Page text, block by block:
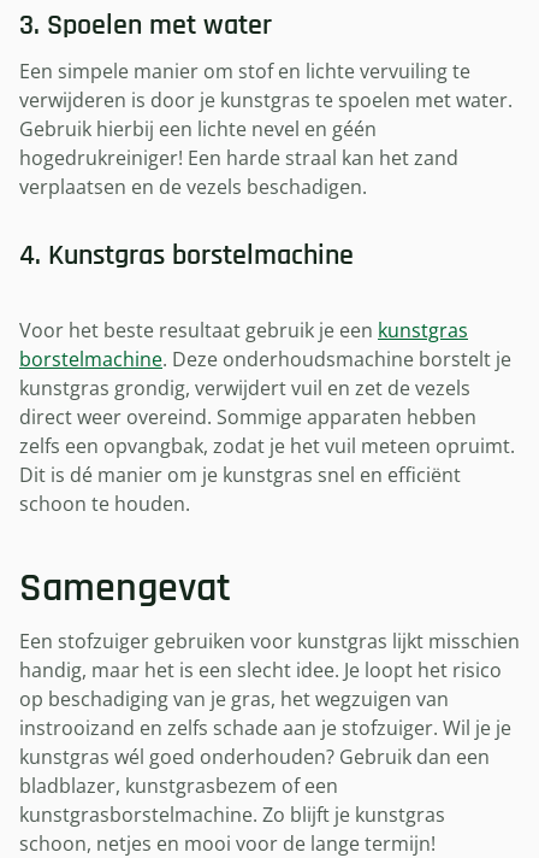
3. Spoelen met water
Een simpele manier om stof en lichte vervuiling te
verwijderen is door je kunstgras te spoelen met water.
Gebruik hierbij een lichte nevel en géén
hogedrukreiniger! Een harde straal kan het zand
verplaatsen en de vezels beschadigen.
4. Kunstgras borstelmachine
Voor het beste resultaat gebruik je een kunstgras
borstelmachine. Deze onderhoudsmachine borstelt je
kunstgras grondig, verwijdert vuil en zet de vezels
direct weer overeind. Sommige apparaten hebben
zelfs een opvangbak, zodat je het vuil meteen opruimt.
Dit is dé manier om je kunstgras snel en efficiënt
schoon te houden.
Samengevat
Een stofzuiger gebruiken voor kunstgras lijkt misschien
handig, maar het is een slecht idee. Je loopt het risico
op beschadiging van je gras, het wegzuigen van
instrooizand en zelfs schade aan je stofzuiger. Wil je je
kunstgras wél goed onderhouden? Gebruik dan een
bladblazer, kunstgrasbezem of een
kunstgrasborstelmachine. Zo blijft je kunstgras
schoon, netjes en mooi voor de lange termijn!